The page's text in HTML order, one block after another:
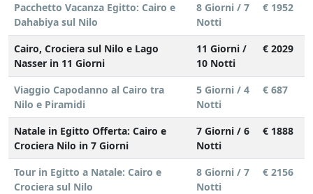
Pacchetto Vacanza Egitto: Cairo e
Dahabiya sul Nilo
8 Giorni / 7
Notti
€ 1952
Cairo, Crociera sul Nilo e Lago
Nasser in 11 Giorni
11 Giorni /
10 Notti
€ 2029
Viaggio Capodanno al Cairo tra
Nilo e Piramidi
5 Giorni / 4
Notti
€ 687
Natale in Egitto Offerta: Cairo e
Crociera Nilo in 7 Giorni
7 Giorni / 6
Notti
€ 1888
Tour in Egitto a Natale: Cairo e
Crociera sul Nilo
8 Giorni / 7
Notti
€ 2156